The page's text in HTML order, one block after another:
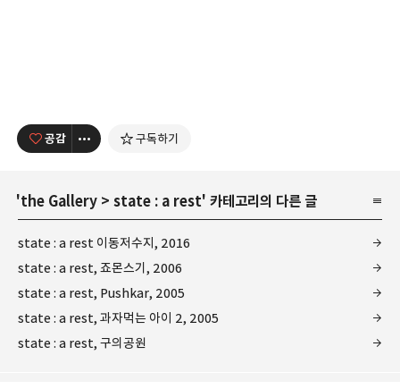
공감 구독하기
'the Gallery > state : a rest' 카테고리의 다른 글
state : a rest 이동저수지, 2016
state : a rest, 죠몬스기, 2006
state : a rest, Pushkar, 2005
state : a rest, 과자먹는 아이 2, 2005
state : a rest, 구의공원